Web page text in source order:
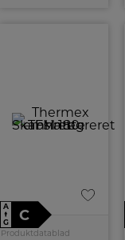
A
↑
G
C
Produktdatablad